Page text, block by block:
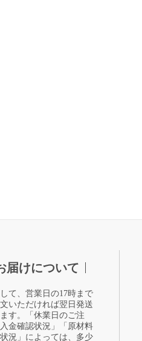
届けについて
て、営業日の17時まで
いただければ翌日発送
す。「休業日のご注
金確認状況」「原材料
況」によっては、多少